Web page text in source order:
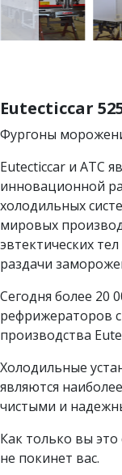
Eutecticcar
Фургоны
Eutecticcar и ATC
инновационной
холодильных
мировых
эвтектических
раздачи
Сегодня более 20
рефрижераторов
производства
Холодильные
являются
чистыми и
Как только вы это
не покинет вас.